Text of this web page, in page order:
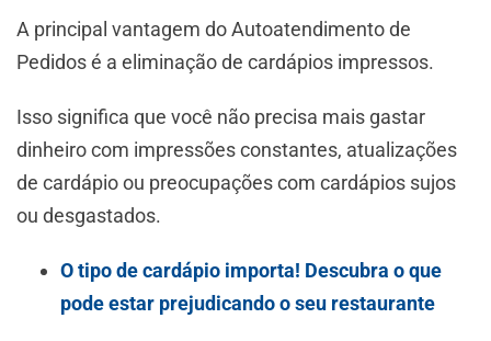
A principal vantagem do Autoatendimento de
Pedidos é a eliminação de cardápios impressos.
Isso significa que você não precisa mais gastar
dinheiro com impressões constantes, atualizações
de cardápio ou preocupações com cardápios sujos
ou desgastados.
O tipo de cardápio importa! Descubra o que
pode estar prejudicando o seu restaurante